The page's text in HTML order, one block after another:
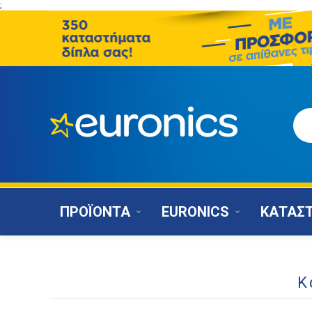
;
ΠΡΟΪΟΝΤΑ EURONICS